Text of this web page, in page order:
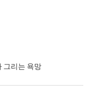
그리는 욕망